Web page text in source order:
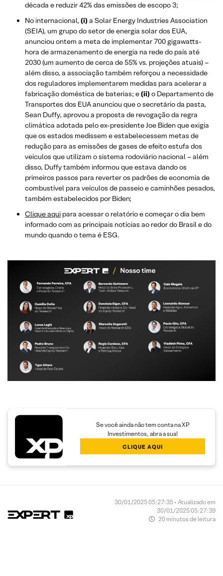
década e reduzir 42% das emissões de escopo 3;
No internacional, (i)a Solar Energy Industries Association
(SEIA), um grupo do setor de energia solar dos EUA,
anunciou ontem a meta de implementar 700 gigawatts-
hora de armazenamento de energia na rede do país até
2030 (um aumento de cerca de 55% vs. projeções atuais) –
além disso, a associação também reforçou a necessidade
dos reguladores implementarem medidas para acelerar a
fabricação doméstica de baterias; e(ii)o Departamento de
Transportes dos EUA anunciou que o secretário da pasta,
Sean Duffy, aprovou a proposta de revogação da regra
climática adotada pelo ex-presidente Joe Biden que exigia
que os estados medissem e estabelecessem metas de
redução para as emissões de gases de efeito estufa dos
veículos que utilizam o sistema rodoviário nacional – além
disso, Duffy também informou que estava dando os
primeiros passos para reverter os padrões de economia de
combustível para veículos de passeio e caminhões pesados,
também estabelecidos por Biden;
Clique aqui para acessar o relatório e começar o dia bem
informado com as principais notícias ao redor do Brasil e do
mundo quando o tema é ESG.
Se você ainda não tem conta na XP
Investimentos, abra a sua!
CLIQUE AQUI
30/01/2025 05:27:35 • Atualizado em
30/01/2025 05:27:39
20 minutos de leitura